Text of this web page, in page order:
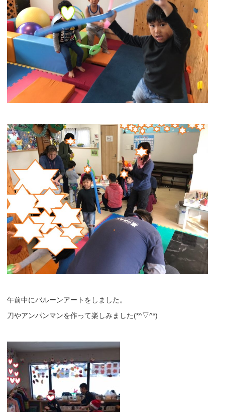
午前中にバルーンアートをしました。
刀やアンパンマンを作って楽しみました(*^▽^*)